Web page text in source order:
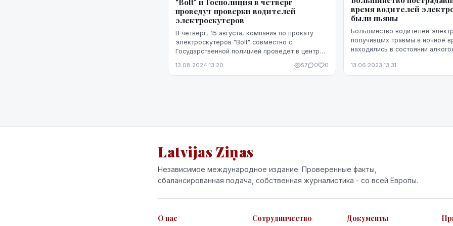
"Bolt" и Госполиция в четверг
проведут проверки водителей
электроскутеров
В четверг, 15 августа, компания по прокату
электроскутеров "Bolt" совместно с
Государственной полицией проведет в центре
водители электроскутеров соблюдают пр...
13.08.2024 13:20 57 0 0
время водителей
были пьяны
Большинство водителей
получивших травмы в ночное
находились в состоянии
председатель правления
безопасности доро...
13.06.2023 13:31
Latvijas Ziņas
Независимое международное издание. Проверенные факты,
сбалансированная подача, собственная журналистика - со всей Европы.
О нас Сотрудничество Документы